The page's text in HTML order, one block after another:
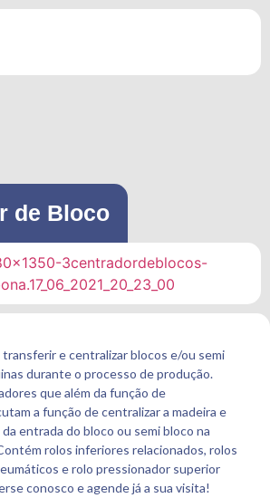
de Bloco
e centralizar blocos e/ou semi
durante o processo de produção.
que além da função de
a função de centralizar a madeira e
entrada do bloco ou semi bloco na
rolos inferiores relacionados, rolos
e rolo pressionador superior
conosco e agende já a sua visita!